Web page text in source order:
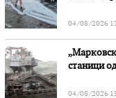
04/08/2026
станици
04/08/2026